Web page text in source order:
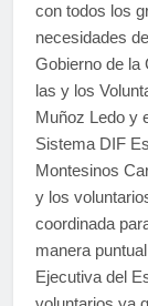
con todos los
necesidades
Gobierno de la
las y los
Muñoz Ledo y
Sistema DIF
Montesinos
y los
coordinada
manera
Ejecutiva del